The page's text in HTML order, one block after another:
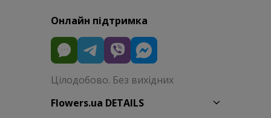
Онлайн підтримка
Цілодобово. Без вихідних
Flowers.ua DETAILS